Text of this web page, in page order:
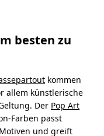
besten zu
kommen
allem künstlerische
Der Pop Art
Farben passt
und greift